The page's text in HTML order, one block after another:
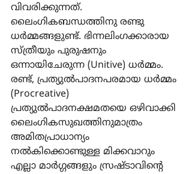
വിവരിക്കുന്നത്.
ലൈംഗികബന്ധത്തിനു രണ്ടു
ധര്‍മ്മങ്ങളുണ്ട്. ഭിന്നലിംഗക്കാരായ
സ്ത്രീയും പുരുഷനും
ഒന്നായിചേരുന്ന (Unitive) ധര്‍മ്മം.
രണ്ട്, പ്രത്യുല്‍പാദനപരമായ ധര്‍മ്മം
(Procreative)
പ്രത്യുല്‍പാദനക്ഷമതയെ ഒഴിവാക്കി
ലൈംഗികസുഖത്തിനുമാത്രം
അമിതപ്രാധാന്യം
നല്‍കിക്കൊണ്ടുള്ള മിക്കവാറും
എല്ലാ മാര്‍ഗ്ഗങ്ങളും സ്രഷ്ടാവിന്‍റെ